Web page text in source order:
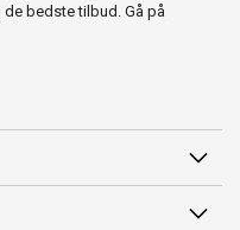
bedste tilbud. Gå på